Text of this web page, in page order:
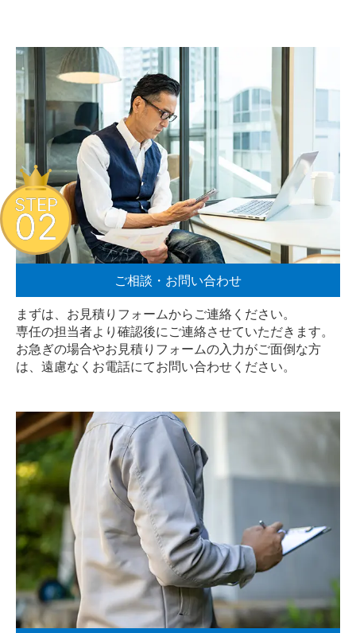
ご相談・お問い合わせ
まずは、お見積りフォームからご連絡ください。
専任の担当者より確認後にご連絡させていただきます。
お急ぎの場合やお見積りフォームの入力がご面倒な方
は、遠慮なく お電話にてお問い合わせください。
STEP
02